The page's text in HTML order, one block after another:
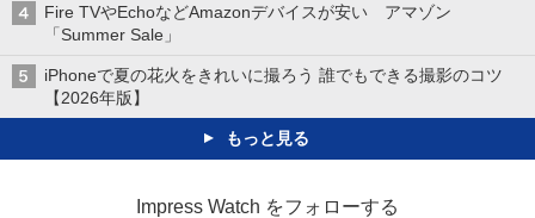
Fire TVやEchoなどAmazonデバイスが安い アマゾン
「Summer Sale」
iPhoneで夏の花火をきれいに撮ろう 誰でもできる撮影のコツ
【2026年版】
もっと見る
Impress Watch をフォローする